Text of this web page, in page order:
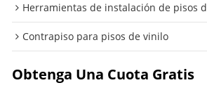
Herramientas de instalación de pisos de vinilo
Contrapiso para pisos de vinilo
Obtenga Una Cuota Gratis